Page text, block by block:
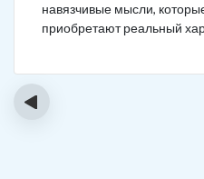
навязчивые мысли,
приобретают реальный
‹